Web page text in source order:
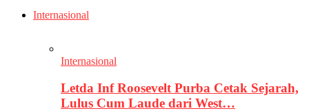
Internasional
Internasional
Letda Inf Roosevelt Purba Cetak Sejarah,
Lulus Cum Laude dari West…